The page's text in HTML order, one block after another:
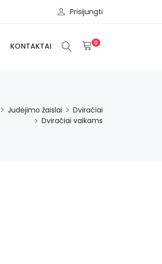
Prisijungti
KONTAKTAI 0
Judėjimo žaislai
Dviračiai
Dviračiai vaikams